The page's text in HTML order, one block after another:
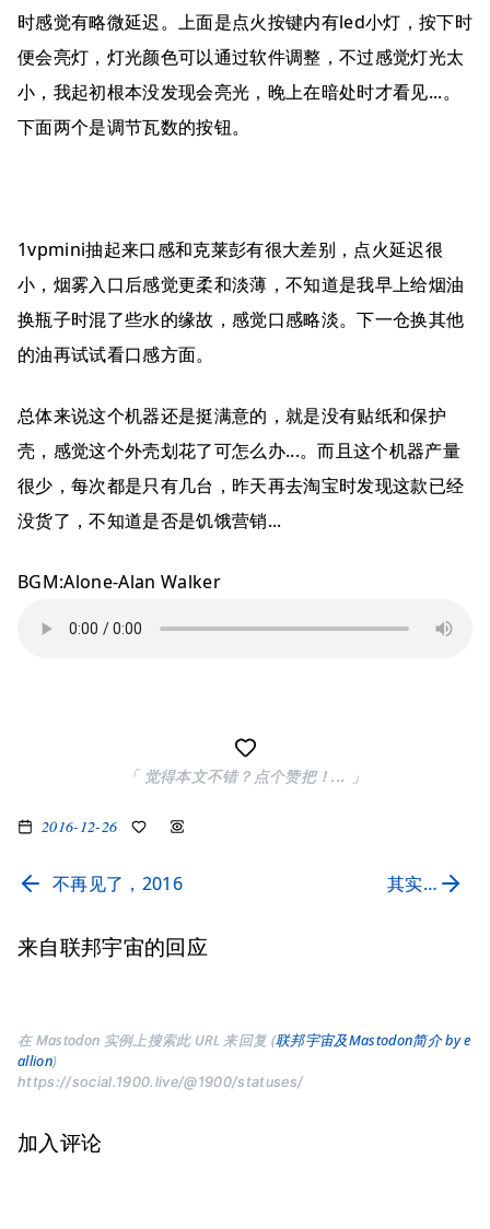
时感觉有略微延迟。上面是点火按键内有led小灯，按下时
便会亮灯，灯光颜色可以通过软件调整，不过感觉灯光太
小，我起初根本没发现会亮光，晚上在暗处时才看见...。
下面两个是调节瓦数的按钮。
1vpmini抽起来口感和克莱彭有很大差别，点火延迟很
小，烟雾入口后感觉更柔和淡薄，不知道是我早上给烟油
换瓶子时混了些水的缘故，感觉口感略淡。下一仓换其他
的油再试试看口感方面。
总体来说这个机器还是挺满意的，就是没有贴纸和保护
壳，感觉这个外壳划花了可怎么办...。而且这个机器产量
很少，每次都是只有几台，昨天再去淘宝时发现这款已经
没货了，不知道是否是饥饿营销...
BGM:Alone-Alan Walker
「 觉得本文不错？点个赞把！... 」
2016-12-26
不再见了，2016 其实…
来自联邦宇宙的回应
在 Mastodon 实例上搜索此 URL 来回复 (联邦宇宙及Mastodon简介 by e
allion)
https://social.1900.live/@1900/statuses/
加入评论